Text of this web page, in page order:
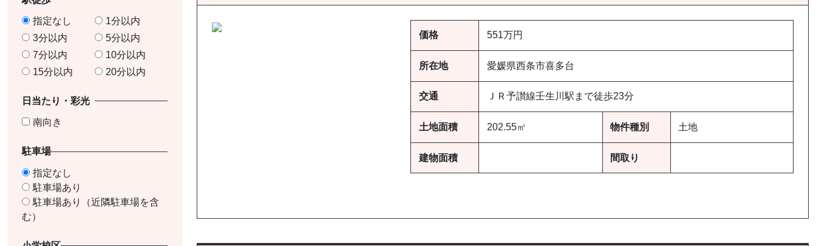
価格 551万円
所在地 愛媛県西条市喜多台
交通 ＪＲ予讃線壬生川駅まで徒歩23分
土地面積 202.55㎡
建物面積
物件種別 土地
間取り
指定なし
1分以内
3分以内
5分以内
7分以内
10分以内
15分以内
20分以内
日当たり・彩光
南向き
駐車場
指定なし
駐車場あり
駐車場あり（近隣駐車場を含
む）